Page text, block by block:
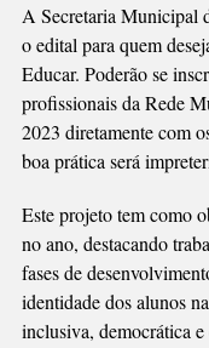
A Secretaria Municipal
o edital para quem
Educar. Poderão se
profissionais da Rede
2023 diretamente com
boa prática será
Este projeto tem como
no ano, destacando
fases de
identidade dos alunos
inclusiva, democrática